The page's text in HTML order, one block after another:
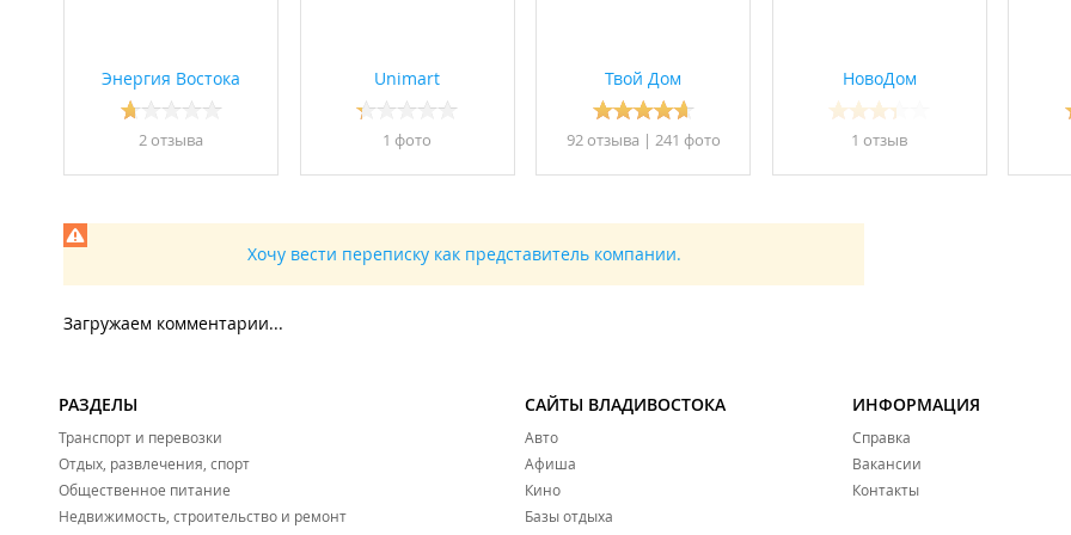
Энергия Востока
2 отзывa
Unimart
1 фото
Твой Дом
92 отзывa | 241 фото
НовоДом
1 отзыв
Хочу вести переписку как представитель компании.
Загружаем комментарии...
РАЗДЕЛЫ
Транспорт и перевозки
Отдых, развлечения, спорт
Общественное питание
Недвижимость, строительство и ремонт
САЙТЫ ВЛАДИВОСТОКА
Авто
Афиша
Кино
Базы отдыха
ИНФОРМАЦИЯ
Справка
Вакансии
Контакты